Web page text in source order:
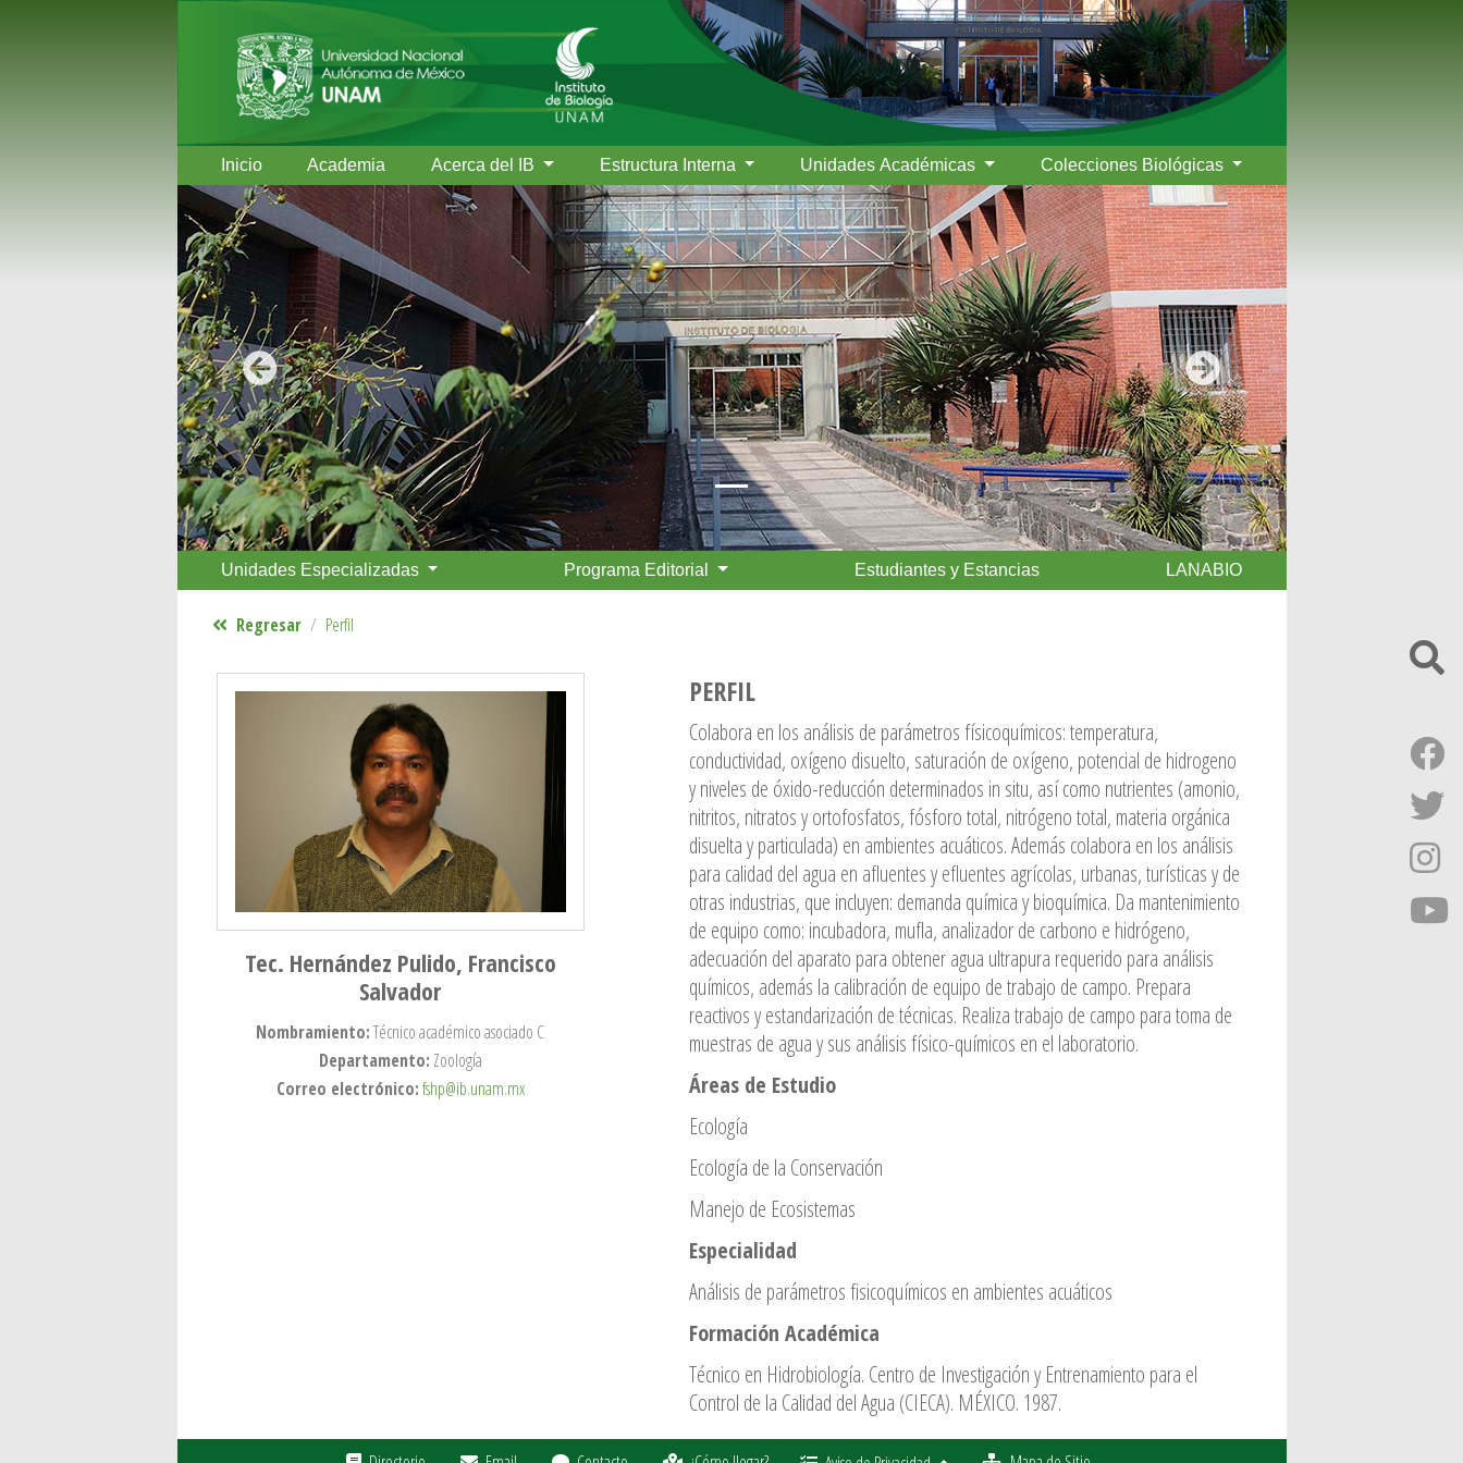
Inicio Academia Acerca del IB Estructura Interna Unidades Académicas Colecciones Biológicas
Anterior Siguiente
Unidades Especializadas Programa Editorial Estudiantes y Estancias LANABIO
Regresar Perfil
Tec. Hernández Pulido, Francisco
Salvador
Nombramiento:Técnico académico asociado C
Departamento: Zoología
Correo electrónico:fshp@ib.unam.mx
PERFIL
Colabora en los análisis de parámetros físicoquímicos: temperatura,
conductividad, oxígeno disuelto, saturación de oxígeno, potencial de hidrogeno
y niveles de óxido-reducción determinados in situ, así como nutrientes (amonio,
nitritos, nitratos y ortofosfatos, fósforo total, nitrógeno total, materia orgánica
disuelta y particulada) en ambientes acuáticos. Además colabora en los análisis
para calidad del agua en afluentes y efluentes agrícolas, urbanas, turísticas y de
otras industrias, que incluyen: demanda química y bioquímica. Da mantenimiento
de equipo como: incubadora, mufla, analizador de carbono e hidrógeno,
adecuación del aparato para obtener agua ultrapura requerido para análisis
químicos, además la calibración de equipo de trabajo de campo. Prepara
reactivos y estandarización de técnicas. Realiza trabajo de campo para toma de
muestras de agua y sus análisis físico-químicos en el laboratorio.
Áreas de Estudio
Ecología
Ecología de la Conservación
Manejo de Ecosistemas
Especialidad
Análisis de parámetros fisicoquímicos en ambientes acuáticos
Formación Académica
Técnico en Hidrobiología. Centro de Investigación y Entrenamiento para el
Control de la Calidad del Agua (CIECA). MÉXICO. 1987.